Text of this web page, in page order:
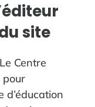
site
Centre
pour
d’éducation